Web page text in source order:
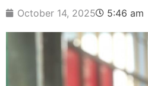
October 14, 2025 5:46 am